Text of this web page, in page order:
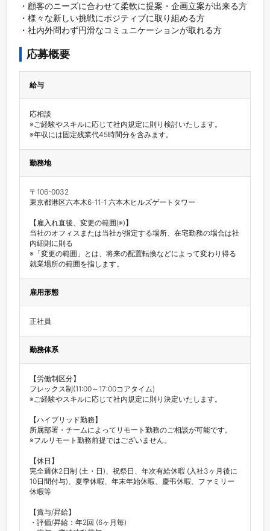
・顧客のニーズに合わせて柔軟に提案・企画立案が出来る方
・様々な新しい挑戦にポジティブに取り組める方
・社内外問わず円滑なコミュニケーションが取れる方
応募概要
給与
応相談
※ご経験やスキルに応じて社内規定に則り検討いたします。
※年収には固定残業代45時間分を含みます。
勤務地
〒106-0032
東京都港区六本木6-11-1 六本木ヒルズゲートタワー
【雇入れ直後、変更の範囲(※)】
当社のオフィスまたは当社が指定する場所、在宅勤務の場合は社
内細則に則る
※「変更の範囲」とは、将来の配置転換などによって変わり得る
就業場所の範囲を指します。
雇用形態
正社員
勤務体系
【労働制区分】
フレックス制(11:00～17:00コアタイム)
※ご経験やスキルに応じて社内規定に則り決定いたします。
【ハイブリッド勤務】
所属部署・チームによってリモート勤務のご相談が可能です。
※フルリモート勤務前提ではございません。
【休日】
完全週休2日制 (土・日)、祝祭日、年次有給休暇 (入社3ヶ月後に
10日間付与)、夏季休暇、年末年始休暇、慶弔休暇、ファミリー
休暇等
【賞与/昇給】
・評価/昇給：年2回 (6ヶ月毎)